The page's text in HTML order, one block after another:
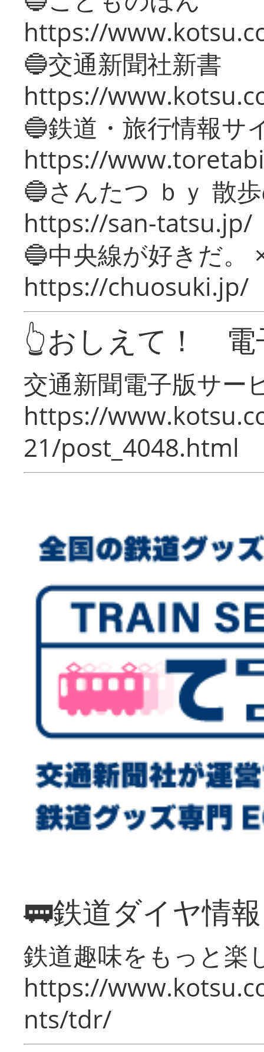
https://
🔵交通新聞社新書
https://
🔵鉄道・旅行情報サ
https://
🔵さんたつ ｂｙ 散
https://san-tatsu.jp/
🔵中央線が好きだ。
https://chuosuki.jp/
👆おしえて！ 電
交通新聞電子版サー
https://
21/post_4048.html
🚃鉄道ダイヤ情
鉄道趣味をもっと楽
https://
nts/tdr/